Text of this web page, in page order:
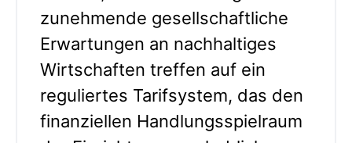
zunehmende gesellschaftliche
Erwartungen an nachhaltiges
Wirtschaften treffen auf ein
reguliertes Tarifsystem, das den
finanziellen Handlungsspielraum